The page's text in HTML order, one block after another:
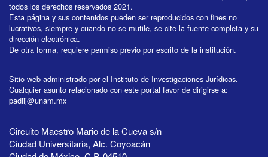
todos los derechos reservados 2021.
Esta página y sus contenidos pueden ser reproducidos con fines no
lucrativos, siempre y cuando no se mutile, se cite la fuente completa y su
dirección electrónica.
De otra forma, requiere permiso previo por escrito de la institución.
Sitio web administrado por el Instituto de Investigaciones Jurídicas.
Cualquier asunto relacionado con este portal favor de dirigirse a:
padiij@unam.mx
Circuito Maestro Mario de la Cueva s/n
Ciudad Universitaria, Alc. Coyoacán